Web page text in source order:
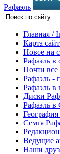
Рафаэль
Главная /
Карта
Новое на
Рафаэль в
Почти все
Рафаэль -
Рафаэль в
Диски
Рафаэль в
Семья
Ведущие
Наши